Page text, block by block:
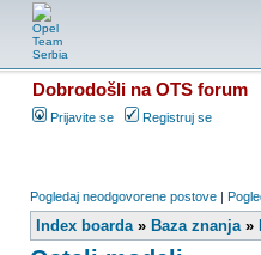
Dobrodošli na OTS forum
Prijavite se Registruj se
Pogledaj neodgovorene postove |
Index boarda» Baza znanja»